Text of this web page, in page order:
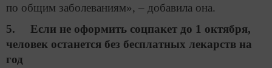
по общим заболеваниям», – добавила она.
5. Если не оформить соцпакет до 1 октября,
человек останется без бесплатных лекарств на
год